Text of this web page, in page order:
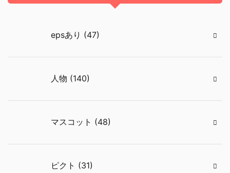
epsあり (47)
人物 (140)
マスコット (48)
ピクト (31)